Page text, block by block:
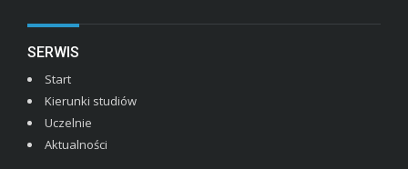
SERWIS
Start
Kierunki studiów
Uczelnie
Aktualności